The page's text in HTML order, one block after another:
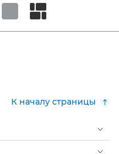
К началу страницы